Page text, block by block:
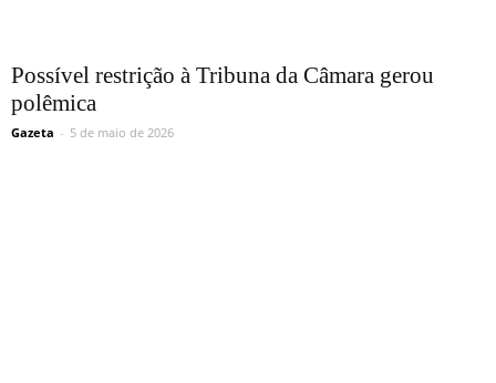
Possível restrição à Tribuna da Câmara gerou
polêmica
Gazeta - 5 de maio de 2026